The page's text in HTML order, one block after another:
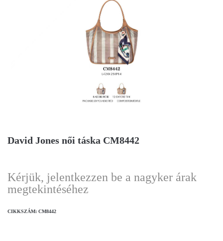
David Jones női táska CM8442
Kérjük, jelentkezzen be a nagyker árak
megtekintéséhez
CIKKSZÁM: CM8442